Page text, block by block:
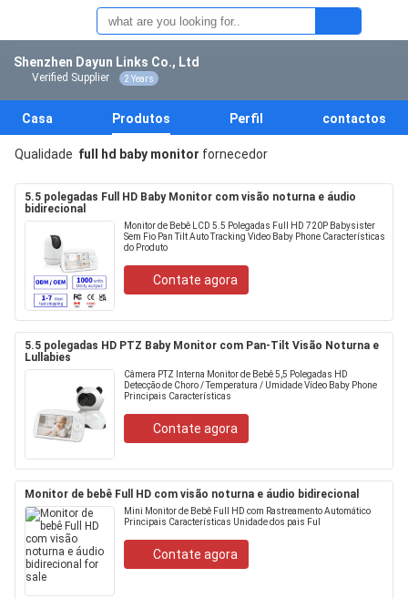
Shenzhen Dayun Links Co., Ltd
Verified Supplier 2 Years
Casa Produtos Perfil contactos
Qualidade full hd baby monitor fornecedor
5.5 polegadas Full HD Baby Monitor com visão noturna e áudio
bidirecional
Monitor de Bebê LCD 5.5 Polegadas Full HD 720P Babysister
Sem Fio Pan Tilt Auto Tracking Video Baby Phone Características
do Produto
Contate agora
5.5 polegadas HD PTZ Baby Monitor com Pan-Tilt Visão Noturna e
Lullabies
Câmera PTZ Interna Monitor de Bebê 5,5 Polegadas HD
Detecção de Choro / Temperatura / Umidade Vídeo Baby Phone
Principais Características
Contate agora
Monitor de bebê Full HD com visão noturna e áudio bidirecional
Mini Monitor de Bebê Full HD com Rastreamento Automático
Principais Características Unidade dos pais Ful
Contate agora